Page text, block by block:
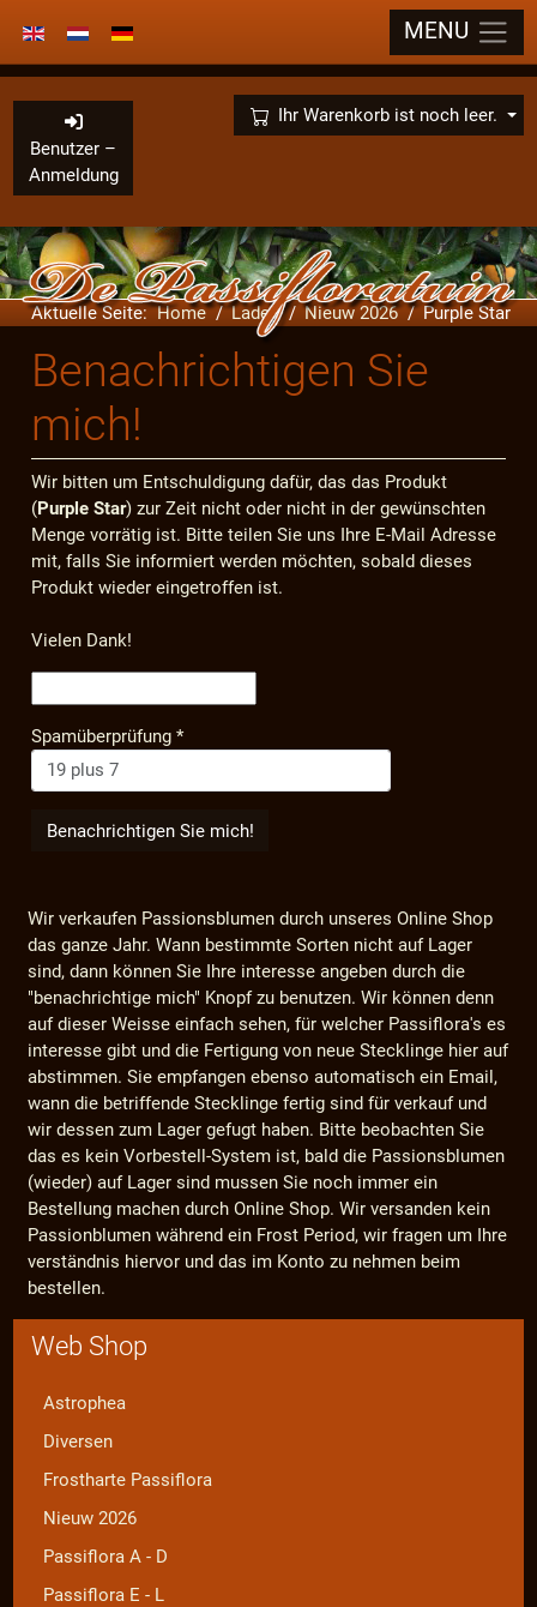
Benutzer –
Anmeldung
Ihr Warenkorb ist noch leer.
×
Sprache auswählen MENU
Aktuelle Seite:Home Laden Nieuw 2026 Purple Star
Benachrichtigen Sie
mich!
Wir bitten um Entschuldigung dafür, das das Produkt
(Purple Star) zur Zeit nicht oder nicht in der gewünschten
Menge vorrätig ist. Bitte teilen Sie uns Ihre E-Mail Adresse
mit, falls Sie informiert werden möchten, sobald dieses
Produkt wieder eingetroffen ist.
Vielen Dank!
Spamüberprüfung*
Wir verkaufen Passionsblumen durch unseres Online Shop
das ganze Jahr. Wann bestimmte Sorten nicht auf Lager
sind, dann können Sie Ihre interesse angeben durch die
"benachrichtige mich" Knopf zu benutzen. Wir können denn
auf dieser Weisse einfach sehen, für welcher Passiflora's es
interesse gibt und die Fertigung von neue Stecklinge hier auf
abstimmen. Sie empfangen ebenso automatisch ein Email,
wann die betriffende Stecklinge fertig sind für verkauf und
wir dessen zum Lager gefugt haben. Bitte beobachten Sie
das es kein Vorbestell-System ist, bald die Passionsblumen
(wieder) auf Lager sind mussen Sie noch immer ein
Bestellung machen durch Online Shop. Wir versanden kein
Passionblumen während ein Frost Period, wir fragen um Ihre
verständnis hiervor und das im Konto zu nehmen beim
bestellen.
Web Shop
Astrophea
Diversen
Frostharte Passiflora
Nieuw 2026
Passiflora A - D
Passiflora E - L